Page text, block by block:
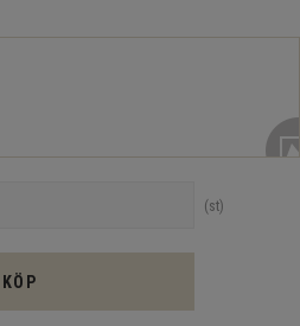
st
KÖP